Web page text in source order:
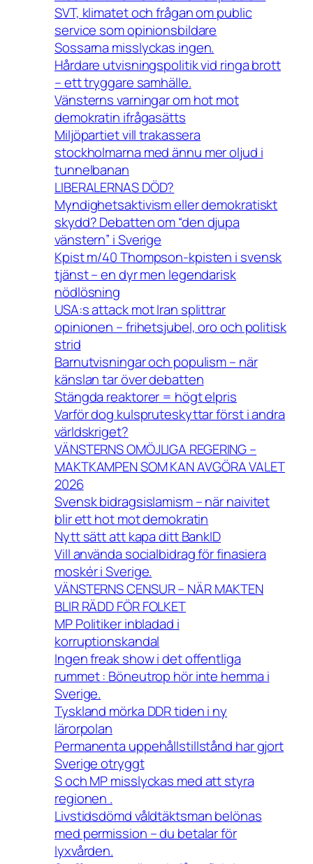
SVT, klimatet och frågan om public
service som opinionsbildare
Sossarna misslyckas ingen.
Hårdare utvisningspolitik vid ringa brott
– ett tryggare samhälle.
Vänsterns varningar om hot mot
demokratin ifrågasätts
Miljöpartiet vill trakassera
stockholmarna med ännu mer oljud i
tunnelbanan
LIBERALERNAS DÖD?
Myndighetsaktivism eller demokratiskt
skydd? Debatten om “den djupa
vänstern” i Sverige
Kpist m/40 Thompson-kpisten i svensk
tjänst – en dyr men legendarisk
nödlösning
USA:s attack mot Iran splittrar
opinionen – frihetsjubel, oro och politisk
strid
Barnutvisningar och populism – när
känslan tar över debatten
Stängda reaktorer = högt elpris
Varför dog kulspruteskyttar först i andra
världskriget?
VÄNSTERNS OMÖJLIGA REGERING –
MAKTKAMPEN SOM KAN AVGÖRA VALET
2026
Svensk bidragsislamism – när naivitet
blir ett hot mot demokratin
Nytt sätt att kapa ditt BankID
Vill använda socialbidrag för finasiera
moskér i Sverige.
VÄNSTERNS CENSUR – NÄR MAKTEN
BLIR RÄDD FÖR FOLKET
MP Politiker inbladad i
korruptionskandal
Ingen freak show i det offentliga
rummet : Böneutrop hör inte hemma i
Sverige.
Tyskland mörka DDR tiden i ny
lärorpolan
Permanenta uppehållstillstånd har gjort
Sverige otryggt
S och MP misslyckas med att styra
regionen .
Livstidsdömd våldtäktsman belönas
med permission – du betalar för
lyxvården.